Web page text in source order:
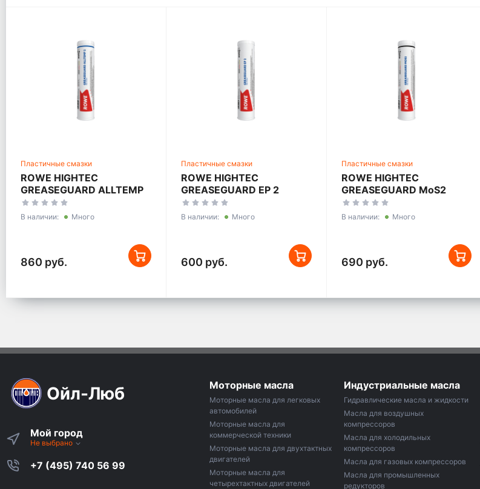
Пластичные смазки
ROWE HIGHTEC
GREASEGUARD ALLTEMP
2
В наличии: Много
860 руб.
Пластичные смазки
ROWE HIGHTEC
GREASEGUARD EP 2
В наличии: Много
600 руб.
Пластичные смазки
ROWE HIGHTEC
GREASEGUARD MoS2
В наличии: Много
690 руб.
Ойл-Люб
Мой город
Не выбрано
+7 (495) 740 56 99
Моторные масла
Моторные масла для легковых
автомобилей
Моторные масла для
коммерческой техники
Моторные масла для двухтактных
двигателей
Моторные масла для
четырехтактных двигателей
Индустриальные масла
Гидравлические масла и жидкости
Масла для воздушных
компрессоров
Маслa для холодильных
компрессоров
Масла для газовых компрессоров
Масла для промышленных
редукторов